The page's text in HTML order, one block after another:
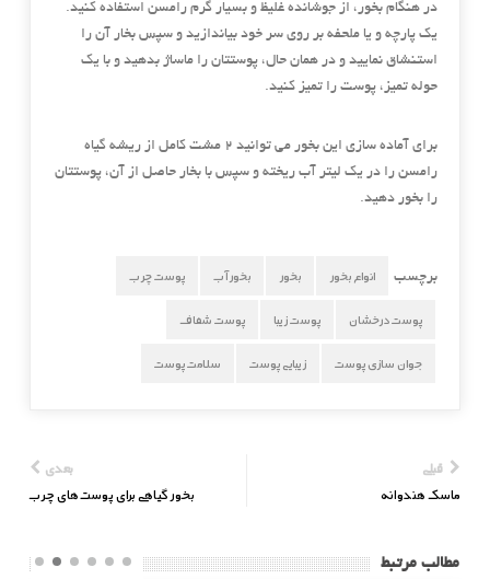
در هنگام بخور، از جوشانده غلیظ و بسیار گرم رامسن استفاده کنید.
یک پارچه و یا ملحفه بر روی سر خود بیاندازید و سپس بخار آن را
استنشاق نمایید و در همان حال، پوستتان را ماساژ بدهید و با یک
حوله تمیز، پوست را تمیز کنید.
برای آماده سازی این بخور می توانید 2 مشت کامل از ریشه گیاه
رامسن را در یک لیتر آب ریخته و سپس با بخار حاصل از آن، پوستتان
را بخور دهید.
برچسب انواع بخور بخور بخور آب پوست چرب
پوست درخشان پوست زیبا پوست شفاف
جوان سازی پوست زیبایی پوست سلامت پوست
قبلی
ماسک هندوانه
بعدی
بخور گیاهی برای پوست‌های چرب
مطالب مرتبط